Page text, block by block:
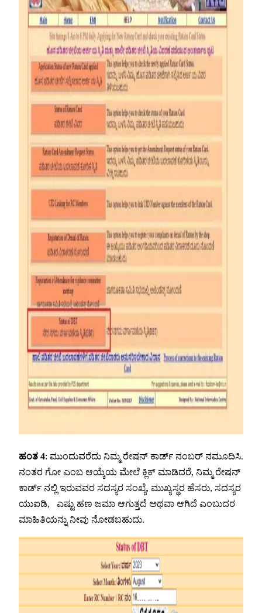
ಹಂತ 4: ಮುಂದುವರೆದು ನಿಮ್ಮ ರೇಷನ್ ಕಾರ್ಡ್ ನಂಬರ್ ನಮೂದಿಸಿ.
ನಂತರ ಗೋ ಎಂಬ ಆಯ್ಕೆಯ ಮೇಲೆ ಕ್ಲಿಕ್ ಮಾಡಿದರೆ, ನಿಮ್ಮ ರೇಷನ್
ಕಾರ್ಡ್ ನಲ್ಲಿ ಇರುವವರ ಸದಸ್ಯರ ಸಂಖ್ಯೆ, ಮುಖ್ಯಸ್ಥರ ಹೆಸರು, ಸದಸ್ಯರ
ಯುಐಡಿ, ಎಷ್ಟು ಹಣ ಜಮಾ ಆಗುತ್ತದೆ ಅಥವಾ ಆಗಿದೆ ಎಂಬುದರ
ಮಾಹಿತಿಯನ್ನು ನೀವು ನೋಡಬಹುದು.